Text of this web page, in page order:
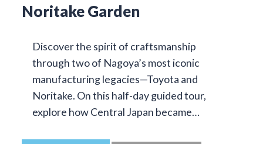
Noritake Garden
Discover the spirit of craftsmanship
through two of Nagoya’s most iconic
manufacturing legacies—Toyota and
Noritake. On this half-day guided tour,
explore how Central Japan became…